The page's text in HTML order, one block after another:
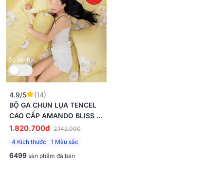
So sánh
4.9/5
(14)
BỘ GA CHUN LỤA TENCEL
CAO CẤP AMANDO BLISS 4
CHI TIẾT MÃ TC002
1.820.700đ 2.142.000
4 Kích thước
1 Màu sắc
6499 sản phẩm đã bán